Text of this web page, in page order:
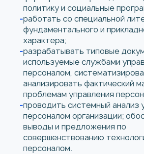
политику и социальные
работать со специальной
фундаментального и
характера;
разрабатывать типовые
используемые службами
персоналом,
анализировать фактический
проблемам управления
проводить системный анализ
персоналом организации;
выводы и предложения по
совершенствованию
персоналом.